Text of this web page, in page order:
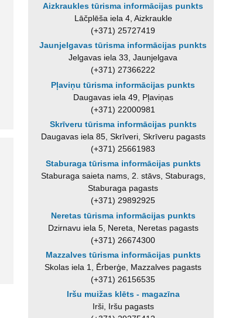
Aizkraukles tūrisma informācijas punkts
Lāčplēša iela 4, Aizkraukle
(+371) 25727419
Jaunjelgavas tūrisma informācijas punkts
Jelgavas iela 33, Jaunjelgava
(+371) 27366222
Pļaviņu tūrisma informācijas punkts
Daugavas iela 49, Pļaviņas
(+371) 22000981
Skrīveru tūrisma informācijas punkts
Daugavas iela 85, Skrīveri, Skrīveru pagasts
(+371) 25661983
Staburaga tūrisma informācijas punkts
Staburaga saieta nams, 2. stāvs, Staburags,
Staburaga pagasts
(+371) 29892925
Neretas tūrisma informācijas punkts
Dzirnavu iela 5, Nereta, Neretas pagasts
(+371) 26674300
Mazzalves tūrisma informācijas punkts
Skolas iela 1, Ērberģe, Mazzalves pagasts
(+371) 26156535
Iršu muižas klēts - magazīna
Irši, Iršu pagasts